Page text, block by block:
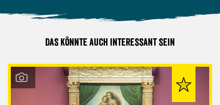
Das könnte auch interessant sein